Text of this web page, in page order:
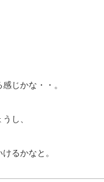
じかな・・。
し、
るかなと。